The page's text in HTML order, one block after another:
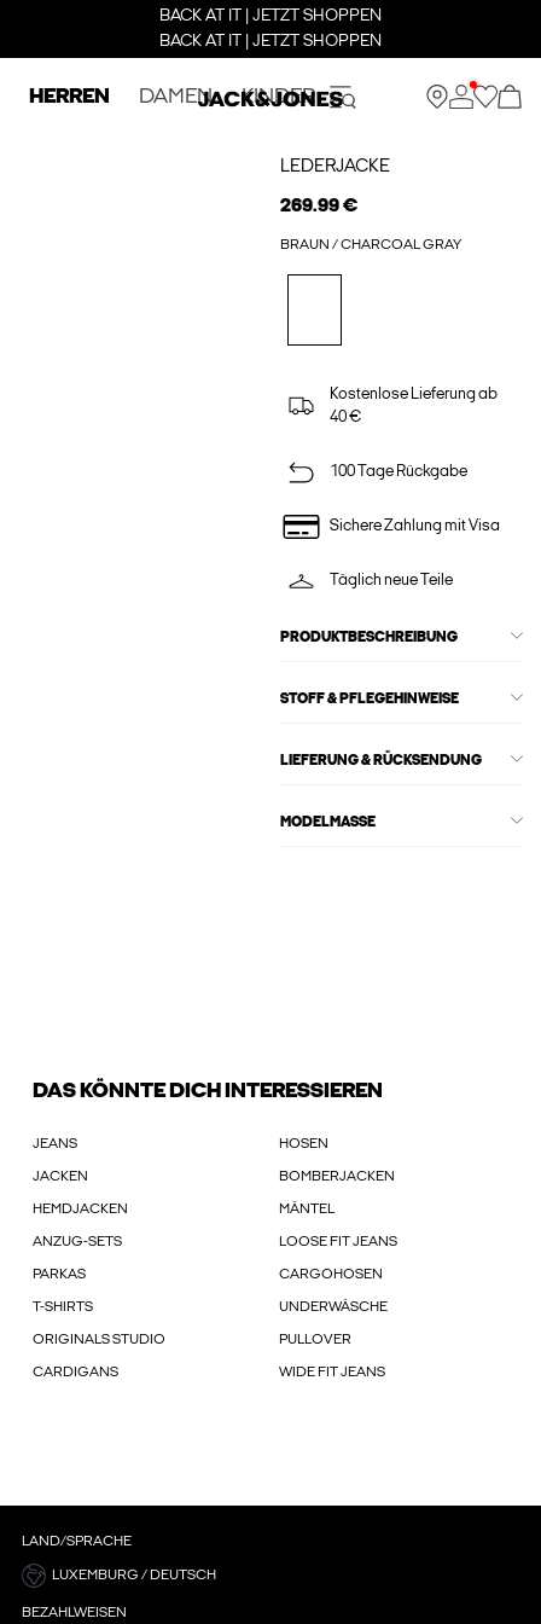
BACK AT IT | JETZT SHOPPEN
BACK AT IT | JETZT SHOPPEN
HERREN DAMEN KINDER
LEDERJACKE
269.99 €
BRAUN / CHARCOAL GRAY
Kostenlose Lieferung ab
40 €
100 Tage Rückgabe
Sichere Zahlung mit Visa
Täglich neue Teile
PRODUKTBESCHREIBUNG
STOFF & PFLEGEHINWEISE
LIEFERUNG & RÜCKSENDUNG
MODELMASSE
DAS KÖNNTE DICH INTERESSIEREN
JEANS HOSEN
JACKEN BOMBERJACKEN
HEMDJACKEN MÄNTEL
ANZUG-SETS LOOSE FIT JEANS
PARKAS CARGOHOSEN
T-SHIRTS UNDERWÄSCHE
ORIGINALS STUDIO PULLOVER
CARDIGANS WIDE FIT JEANS
LAND/SPRACHE
LUXEMBURG / DEUTSCH
BEZAHLWEISEN